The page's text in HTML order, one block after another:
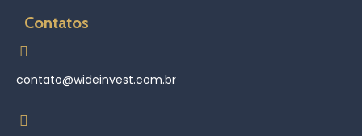
Contatos
contato@wideinvest.com.br